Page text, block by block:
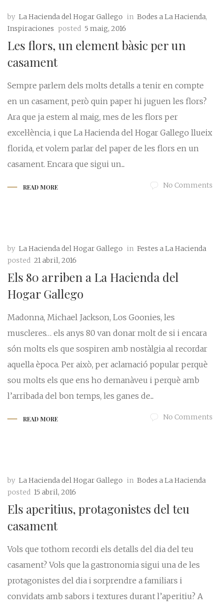
by La Hacienda del Hogar Gallego in Bodes a La Hacienda,
Inspiraciones posted 5 maig, 2016
Les flors, un element bàsic per un
casament
Sempre parlem dels molts detalls a tenir en compte
en un casament, però quin paper hi juguen les flors?
Ara que ja estem al maig, mes de les flors per
excel·lència, i que La Hacienda del Hogar Gallego llueix
florida, et volem parlar del paper de les flors en un
casament. Encara que sigui un...
READ MORE No Comments
by La Hacienda del Hogar Gallego in Festes a La Hacienda
posted 21 abril, 2016
Els 80 arriben a La Hacienda del
Hogar Gallego
Madonna, Michael Jackson, Los Goonies, les
muscleres… els anys 80 van donar molt de si i encara
són molts els que sospiren amb nostàlgia al recordar
aquella època. Per això, per aclamació popular perquè
sou molts els que ens ho demanàveu i perquè amb
l’arribada del bon temps, les ganes de...
READ MORE No Comments
by La Hacienda del Hogar Gallego in Bodes a La Hacienda
posted 15 abril, 2016
Els aperitius, protagonistes del teu
casament
Vols que tothom recordi els detalls del dia del teu
casament? Vols que la gastronomia sigui una de les
protagonistes del dia i sorprendre a familiars i
convidats amb sabors i textures durant l’aperitiu? A